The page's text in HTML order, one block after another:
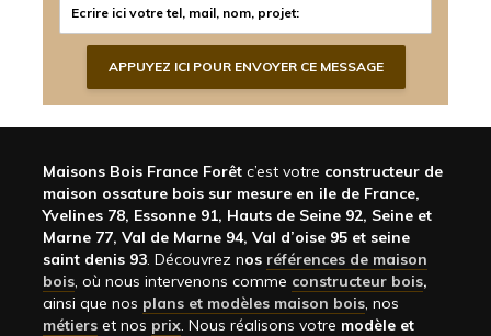
Maisons Bois France Forêt c’est votre constructeur de
maison ossature bois sur mesure en ile de France,
Yvelines 78, Essonne 91, Hauts de Seine 92, Seine et
Marne 77, Val de Marne 94, Val d’oise 95 et seine
saint denis 93. Découvrez nos références de maison
bois, où nous intervenons comme constructeur bois,
ainsi que nos plans et modèles maison bois, nos
métiers et nos prix. Nous réalisons votre modèle et